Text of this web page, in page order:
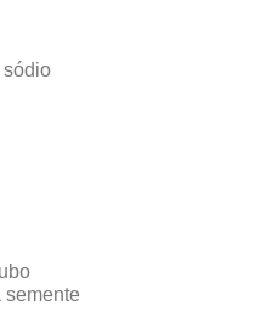
sódio
semente